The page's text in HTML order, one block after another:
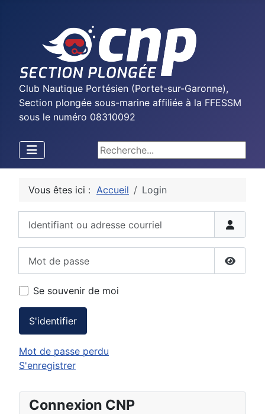
Club Nautique Portésien (Portet-sur-Garonne),
Section plongée sous-marine affiliée à la FFESSM
sous le numéro 08310092
Rechercher
Vous êtes ici : Accueil Login
Se souvenir de moi
S'identifier
Mot de passe perdu
S'enregistrer
Connexion CNP